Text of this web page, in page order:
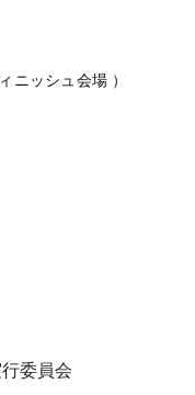
ニッシュ会場 ）
委員会